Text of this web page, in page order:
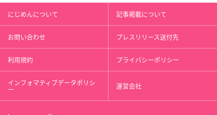
にじめんについて 記事掲載について
お問い合わせ プレスリリース送付先
利用規約 プライバシーポリシー
インフォマティブデータポリシ
ー 運営会社